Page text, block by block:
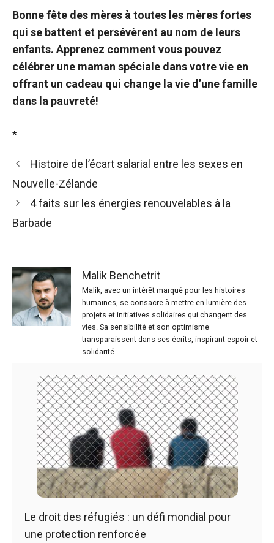
Bonne fête des mères à toutes les mères fortes
qui se battent et persévèrent au nom de leurs
enfants. Apprenez comment vous pouvez
célébrer une maman spéciale dans votre vie en
offrant un cadeau qui change la vie d’une famille
dans la pauvreté!
*
Histoire de l’écart salarial entre les sexes en
Nouvelle-Zélande
4 faits sur les énergies renouvelables à la
Barbade
Malik Benchetrit
Malik, avec un intérêt marqué pour les histoires
humaines, se consacre à mettre en lumière des
projets et initiatives solidaires qui changent des
vies. Sa sensibilité et son optimisme
transparaissent dans ses écrits, inspirant espoir et
solidarité.
Le droit des réfugiés : un défi mondial pour
une protection renforcée